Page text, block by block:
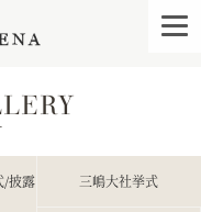
クレアージュ リゾ
/披露
三嶋大社挙式